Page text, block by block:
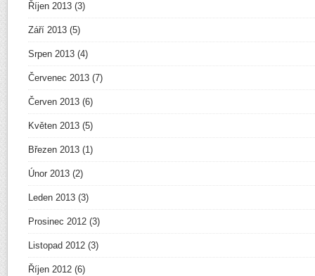
Říjen 2013 (3)
Září 2013 (5)
Srpen 2013 (4)
Červenec 2013 (7)
Červen 2013 (6)
Květen 2013 (5)
Březen 2013 (1)
Únor 2013 (2)
Leden 2013 (3)
Prosinec 2012 (3)
Listopad 2012 (3)
Říjen 2012 (6)